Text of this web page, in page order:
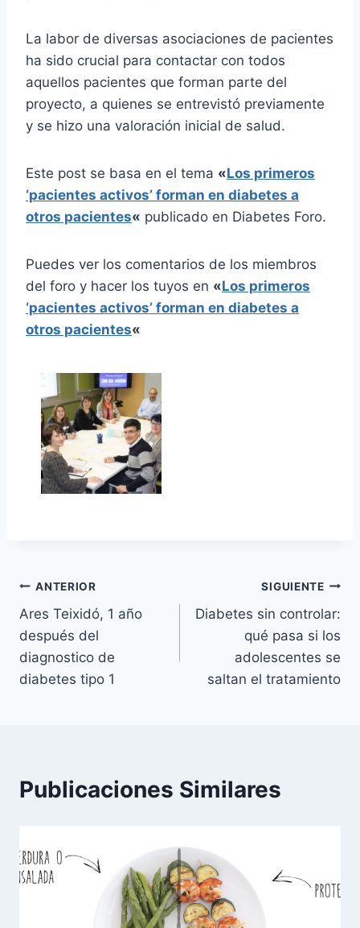
La labor de diversas asociaciones de pacientes
ha sido crucial para contactar con todos
aquellos pacientes que forman parte del
proyecto, a quienes se entrevistó previamente
y se hizo una valoración inicial de salud.
Este post se basa en el tema «Los primeros
‘pacientes activos’ forman en diabetes a
otros pacientes« publicado en Diabetes Foro.
Puedes ver los comentarios de los miembros
del foro y hacer los tuyos en «Los primeros
‘pacientes activos’ forman en diabetes a
otros pacientes«
Navegación
de
entradas
ANTERIOR
Ares Teixidó, 1 año
después del
diagnostico de
diabetes tipo 1
SIGUIENTE
Diabetes sin controlar:
qué pasa si los
adolescentes se
saltan el tratamiento
Publicaciones Similares